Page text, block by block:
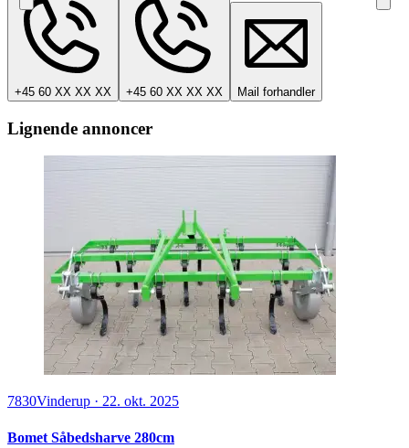
+45 60 XX XX XX +45 60 XX XX XX Mail forhandler
Lignende annoncer
7830Vinderup · 22. okt. 2025
Bomet Såbedsharve 280cm